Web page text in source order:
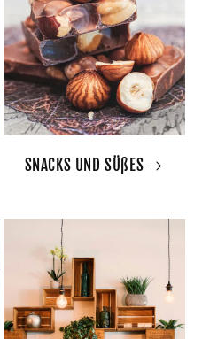
SNACKS UND SÜßES